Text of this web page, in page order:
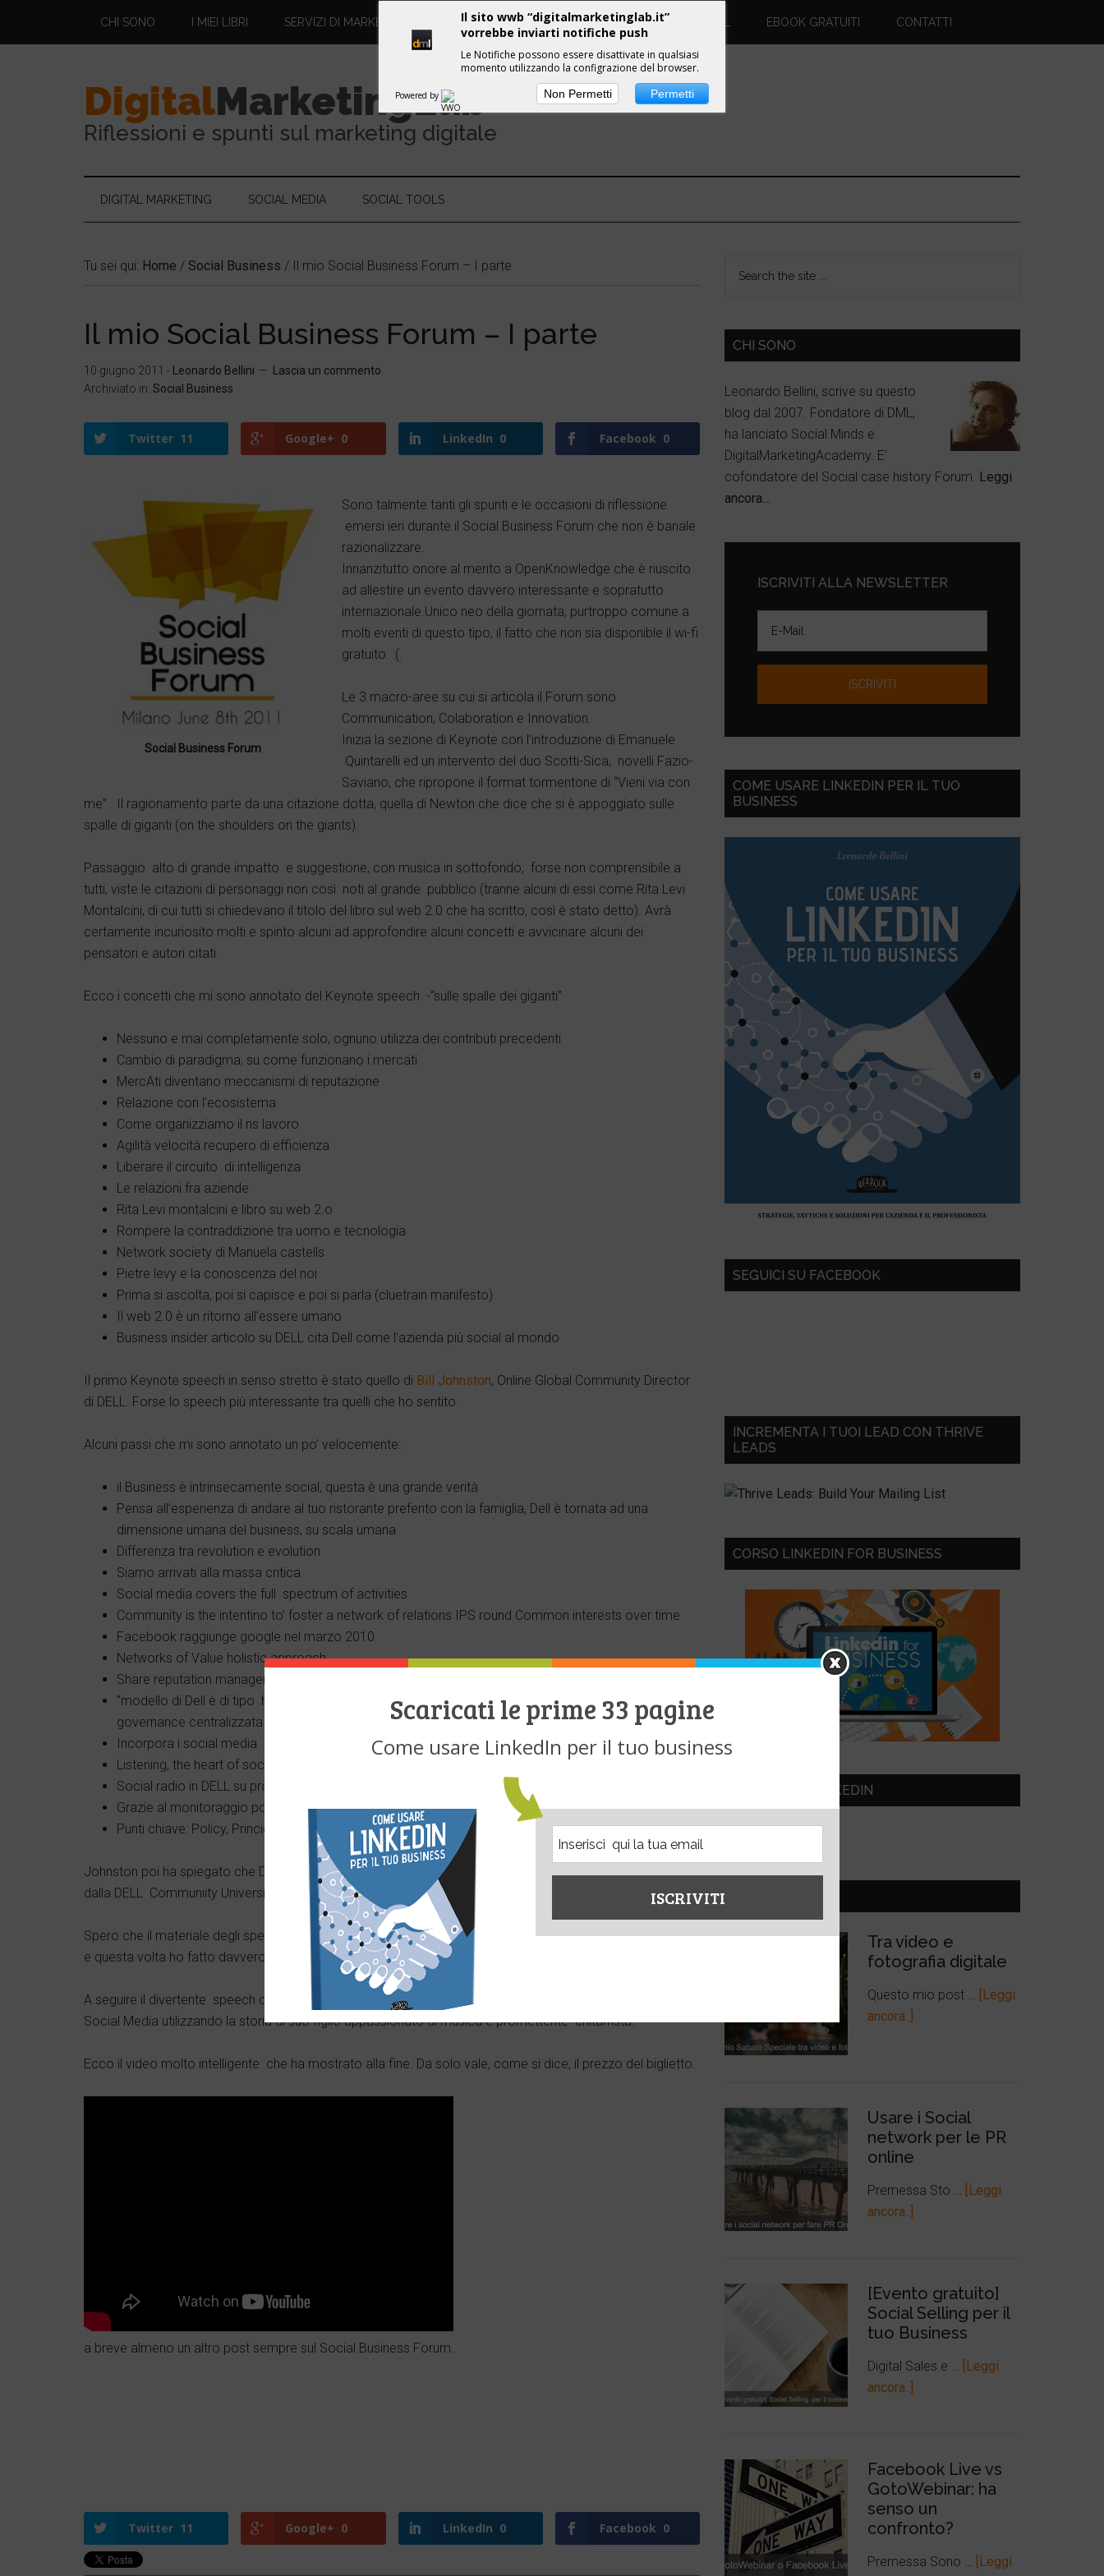
CHI SONO I MIEI LIBRI SERVIZI DI MARKETING DIGITALE PROPULSE WORKSHOPS EBOOK GRATUITI CONTATTI
DigitalMarketingLab
Riflessioni e spunti sul marketing digitale
DIGITAL MARKETING SOCIAL MEDIA SOCIAL TOOLS
Tu sei qui: Home / Social Business / Il mio Social Business Forum – I parte
Il mio Social Business Forum – I parte
10 giugno 2011 - Leonardo Bellini
Lascia un commento
Archiviato in: Social Business
Twitter 11 Google+ 0 LinkedIn 0 Facebook 0
Twitter
Facebook
Social Business Forum
Sono talmente tanti gli spunti e le occasioni di riflessione
emersi ieri durante il Social Business Forum che non è banale
razionalizzare.
Innanzitutto onore al merito a OpenKnowledge che è riuscito
ad allestire un evento davvero interessante e sopratutto
internazionale.Unico neo della giornata, purtroppo comune a
molti eventi di questo tipo, il fatto che non sia disponible il wi-fi
gratuito. :(.
Le 3 macro-aree su cui si articola il Forum sono
Communication, Colaboration e Innovation.
Inizia la sezione di Keynote con l’introduzione di Emanuele
Quintarelli ed un intervento del duo Scotti-Sica, novelli Fazio-
Saviano, che ripropone il format tormentone di “Vieni via con
me” . Il ragionamento parte da una citazione dotta, quella di Newton che dice che si è appoggiato sulle
spalle di giganti (on the shoulders on the giants).
Passaggio alto di grande impatto e suggestione, con musica in sottofondo, forse non comprensibile a
tutti, viste le citazioni di personaggi non così noti al grande pubblico (tranne alcuni di essi come Rita Levi
Montalcini, di cui tutti si chiedevano il titolo del libro sul web 2.0 che ha scritto, così è stato detto). Avrà
certamente incuriosito molti e spinto alcuni ad approfondire alcuni concetti e avvicinare alcuni dei
pensatori e autori citati.
Ecco i concetti che mi sono annotato del Keynote speech -“sulle spalle dei giganti”
Nessuno e mai completamente solo, ognuno utilizza dei contributi precedenti
Cambio di paradigma, su come funzionano i mercati
MercAti diventano meccanismi di reputazione
Relazione con l’ecosistema
Come organizziamo il ns lavoro
Agilità velocità recupero di efficienza
Liberare il circuito di intelligenza
Le relazioni fra aziende
Rita Levi montalcini e libro su web 2.o
Rompere la contraddizione tra uomo e tecnologia
Network society di Manuela castells
Pietre levy e la conoscenza del noi
Prima si ascolta, poi si capisce e poi si parla (cluetrain manifesto)
Il web 2.0 è un ritorno all’essere umano
Business insider articolo su DELL cita Dell come l’azienda più social al mondo
Il primo Keynote speech in senso stretto è stato quello di Bill Johnston, Online Global Community Director
di DELL. Forse lo speech più interessante tra quelli che ho sentito.
Alcuni passi che mi sono annotato un po’ velocemente:
il Business è intrinsecamente social, questa è una grande verità
Pensa all’esperienza di andare al tuo ristorante preferito con la famiglia, Dell è tornata ad una
dimensione umana del business, su scala umana
Differenza tra revolution e evolution
Siamo arrivati alla massa critica
Social media covers the full spectrum of activities
Community is the intentino to’ foster a network of relations IPS round Common interests over time
Facebook raggiunge google nel marzo 2010
Networks of Value holistic approach
Share reputation management
“modello di Dell è di tipo hub & spoke centralizzato: Bill sottolinea l’importanza di avere una
governance centralizzata
Incorpora i social media
Listening, the heart of social strategy
Social radio in DELL su prodotto, molto contestuale. i dipendenti possono ascoltare e contribuire
Grazie al monitoraggio possiamo vedere influencers, topics, mentions
Punti chiave: Policy, Princicples, Governance
Johnston poi ha spiegato che DELL sta puntando molto alla formazione nelle sue varie forme e formati
dalla DELL Communiity University alle unconference. Ecco illink per approfondire
Spero che il materiale degli speech sia reso disponibile, in effetti non era facile seguire e prendere appunti,
e questa volta ho fatto davvero un po’ fatica.
A seguire il divertente speech di Andrew Gilboy
di Oracle che ha rivissuto l’epopea del Web 2.0 e dei
Social Media utilizzando la storia di suo figlio appassionato di musica e promettente chitarrista.
Ecco il video molto intelligente che ha mostrato alla fine. Da solo vale, come si dice, il prezzo del biglietto.
a breve almeno un altro post sempre sul Social Business Forum.
Twitter 11 Google+ 0 LinkedIn 0 Facebook 0
CHI SONO
Leonardo Bellini, scrive su questo
blog dal 2007. Fondatore di DML,
ha lanciato Social Minds e
DigitalMarketingAcademy. E'
cofondatore del Social case history Forum. Leggi
ancora…
ISCRIVITI ALLA NEWSLETTER
COME USARE LINKEDIN PER IL TUO
BUSINESS
SEGUICI SU FACEBOOK
INCREMENTA I TUOI LEAD CON THRIVE
LEADS
CORSO LINKEDIN FOR BUSINESS
SEGUIMI SU LINKEDIN
Tra video e
fotografia digitale
Questo mio post …
[Leggi
ancora..]
Usare i Social
network per le PR
online
Premessa Sto …
[Leggi
ancora..]
[Evento gratuito]
Social Selling per il
tuo Business
Digital Sales e …
[Leggi
ancora..]
Facebook Live vs
GotoWebinar: ha
senso un
confronto?
Premessa Sono …
[Leggi
Il sito wwb “digitalmarketinglab.it”
vorrebbe inviarti notifiche push
Le Notifiche possono essere disattivate in qualsiasi
momento utilizzando la configrazione del browser.
Powered by Non Permetti Permetti
Scaricati le prime 33 pagine
Come usare LinkedIn per il tuo business